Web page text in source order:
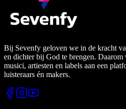
Bij Sevenfy geloven we in de kracht
en dichter bij God te brengen. Daarom
musici, artiesten en labels aan een
luisteraars én makers.